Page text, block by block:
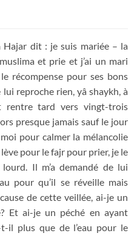
Hajar dit : je suis mariée – la
et prie et j’ai un mari
récompense pour ses bons
reproche rien, yâ shaykh, à
rentre tard vers vingt-trois
presque jamais sauf le jour
pour calmer la mélancolie
pour le fajr pour prier, je le
Il m’a demandé de lui
pour qu’il se réveille mais
de cette veillée, ai-je un
Et ai-je un péché en ayant
il plus que de l’eau pour le